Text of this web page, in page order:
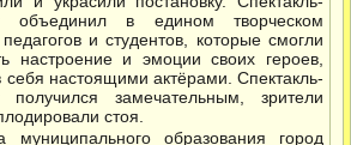
объединил в едином творческом
и студентов, которые смогли
настроение и эмоции своих героев,
себя настоящими актёрами. Спектакль-
получился замечательным, зрители
стоя.
муниципального образования город